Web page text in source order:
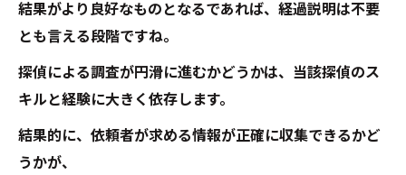
結果がより良好なものとなるであれば、経過説明は不要
とも言える段階ですね。
探偵による調査が円滑に進むかどうかは、当該探偵のス
キルと経験に大きく依存します。
結果的に、依頼者が求める情報が正確に収集できるかど
うかが、